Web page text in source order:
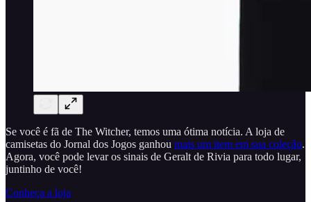
Se você é fã de The Witcher, temos uma ótima notícia. A loja de
camisetas do Jornal dos Jogos ganhou mais um item em sua coleção.
Agora, você pode levar os sinais de Geralt de Rivia para todo lugar,
juntinho de você!
Conheça a loja